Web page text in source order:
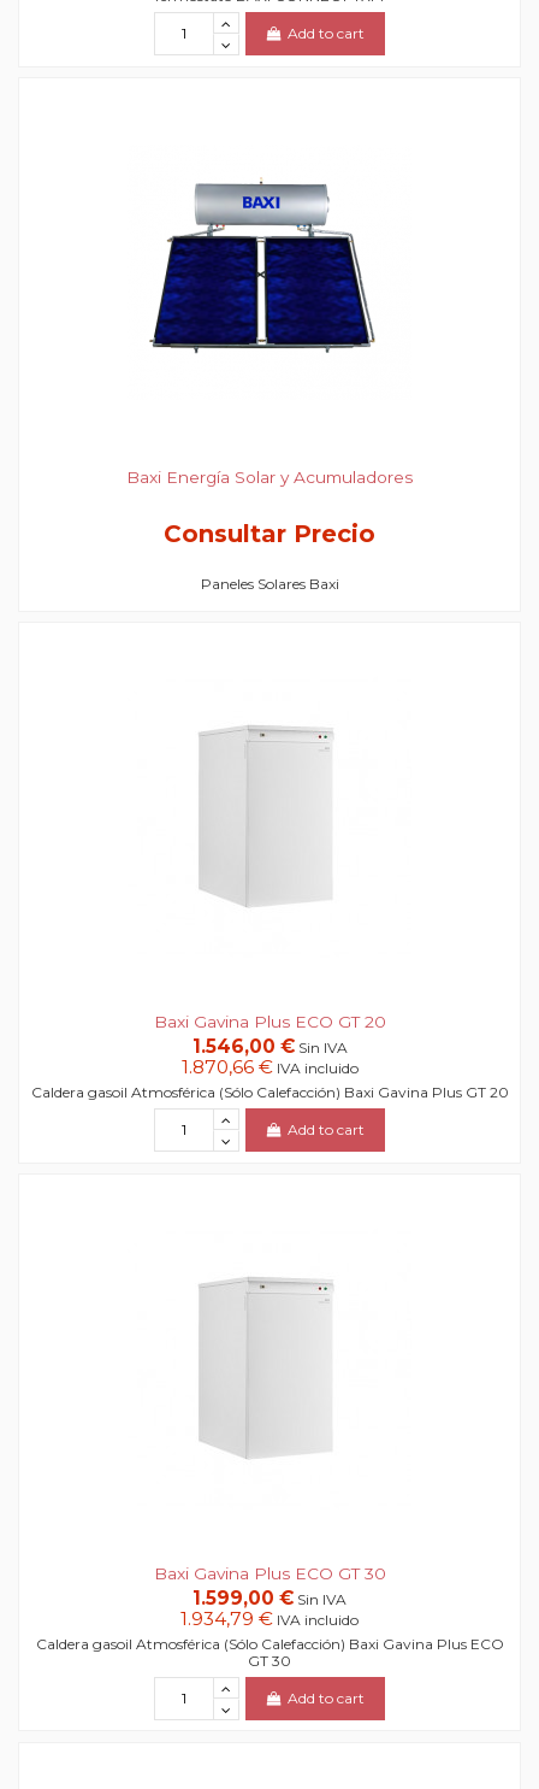
Add to cart
Baxi Energía Solar y Acumuladores
Consultar Precio
Paneles Solares Baxi
Baxi Gavina Plus ECO GT 20
1.546,00 € Sin IVA
1.870,66 € IVA incluido
Caldera gasoil Atmosférica (Sólo Calefacción) Baxi Gavina Plus GT 20
Add to cart
Baxi Gavina Plus ECO GT 30
1.599,00 € Sin IVA
1.934,79 € IVA incluido
Caldera gasoil Atmosférica (Sólo Calefacción) Baxi Gavina Plus ECO
GT 30
Add to cart